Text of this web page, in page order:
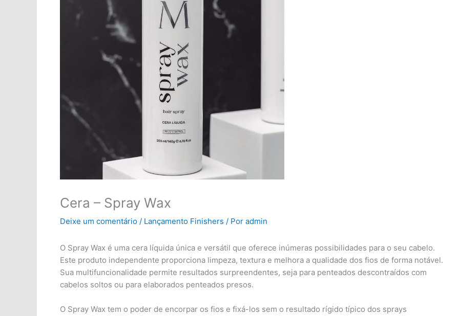
Cera – Spray Wax
Deixe um comentário / Lançamento Finishers / Por admin
O Spray Wax é uma cera líquida única e versátil que oferece inúmeras possibilidades para o seu cabelo.
Este produto independente proporciona limpeza, textura e melhora a qualidade dos fios de forma notável.
Sua multifuncionalidade permite resultados surpreendentes, seja para penteados descontraídos com
cabelos soltos ou para elaborados penteados presos.
O Spray Wax tem o poder de encorpar os fios e fixá-los sem o resultado rígido típico dos sprays